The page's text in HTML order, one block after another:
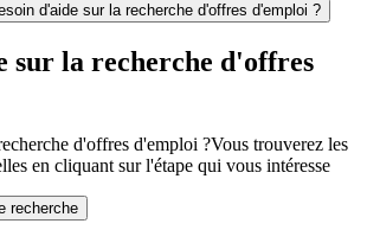
d'aide sur la recherche d'offres d'emploi ?
sur la recherche d'offres
d'offres d'emploi ?Vous trouverez les
en cliquant sur l'étape qui vous intéresse
recherche